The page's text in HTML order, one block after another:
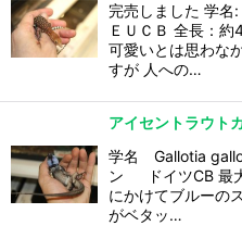
完売しました 学名
ＥＵＣＢ 全長：約
可愛いとは思わな
すが 人への…
アイセントラウ
学名 Gallotia
ン ドイツCB 最
にかけてブルーの
がベタッ…